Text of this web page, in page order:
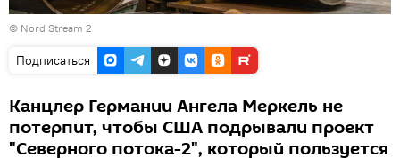
© Nord Stream 2
Подписаться
Канцлер Германии Ангела Меркель не
потерпит, чтобы США подрывали проект
"Северного потока-2", который пользуется